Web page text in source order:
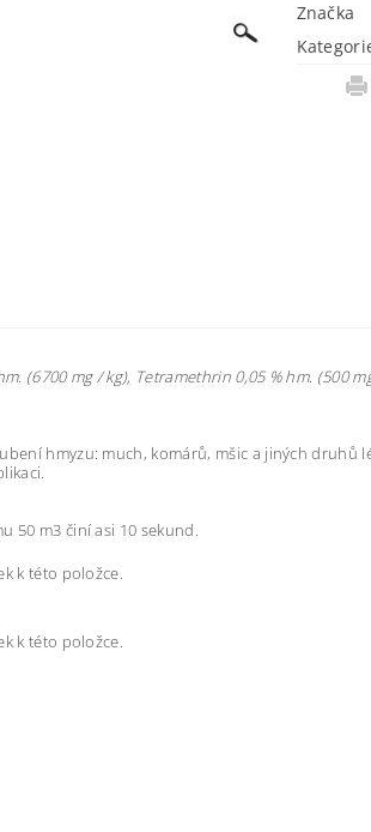
Značka
(6700 mg / kg), Tetramethrin 0,05 % hm. (500
hmyzu: much, komárů, mšic a jiných druhů
50 m3 činí asi 10 sekund.
k této položce.
k této položce.